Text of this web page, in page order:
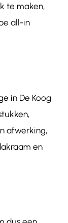
te maken,
all-in
in De Koog
afwerking,
en